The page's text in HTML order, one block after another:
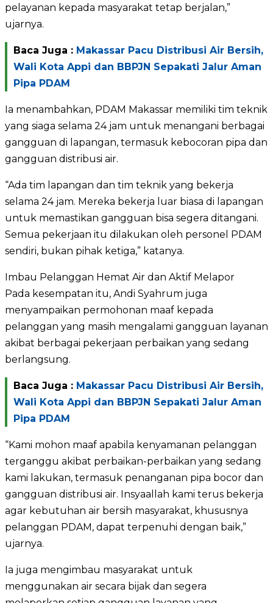
pelayanan kepada masyarakat tetap berjalan,”
ujarnya.
Baca Juga : Makassar Pacu Distribusi Air Bersih,
Wali Kota Appi dan BBPJN Sepakati Jalur Aman
Pipa PDAM
Ia menambahkan, PDAM Makassar memiliki tim teknik
yang siaga selama 24 jam untuk menangani berbagai
gangguan di lapangan, termasuk kebocoran pipa dan
gangguan distribusi air.
“Ada tim lapangan dan tim teknik yang bekerja
selama 24 jam. Mereka bekerja luar biasa di lapangan
untuk memastikan gangguan bisa segera ditangani.
Semua pekerjaan itu dilakukan oleh personel PDAM
sendiri, bukan pihak ketiga,” katanya.
Imbau Pelanggan Hemat Air dan Aktif Melapor
Pada kesempatan itu, Andi Syahrum juga
menyampaikan permohonan maaf kepada
pelanggan yang masih mengalami gangguan layanan
akibat berbagai pekerjaan perbaikan yang sedang
berlangsung.
Baca Juga : Makassar Pacu Distribusi Air Bersih,
Wali Kota Appi dan BBPJN Sepakati Jalur Aman
Pipa PDAM
“Kami mohon maaf apabila kenyamanan pelanggan
terganggu akibat perbaikan-perbaikan yang sedang
kami lakukan, termasuk penanganan pipa bocor dan
gangguan distribusi air. Insyaallah kami terus bekerja
agar kebutuhan air bersih masyarakat, khususnya
pelanggan PDAM, dapat terpenuhi dengan baik,”
ujarnya.
Ia juga mengimbau masyarakat untuk
menggunakan air secara bijak dan segera